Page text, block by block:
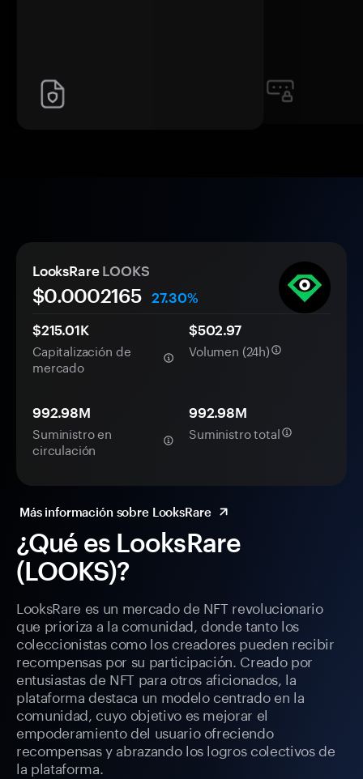
¿Qué es LooksRare
(LOOKS)?
LooksRare es un mercado de NFT revolucionario
que prioriza a la comunidad, donde tanto los
coleccionistas como los creadores pueden recibir
recompensas por su participación. Creado por
entusiastas de NFT para otros aficionados, la
plataforma destaca un modelo centrado en la
comunidad, cuyo objetivo es mejorar el
empoderamiento del usuario ofreciendo
recompensas y abrazando los logros colectivos de
la plataforma.
LooksRare LOOKS
$0.0002165
27.30%
$215.01K
Capitalización de
mercado
$502.97
Volumen (24h)
992.98M
Suministro en
circulación
992.98M
Suministro total
Más información sobre LooksRare